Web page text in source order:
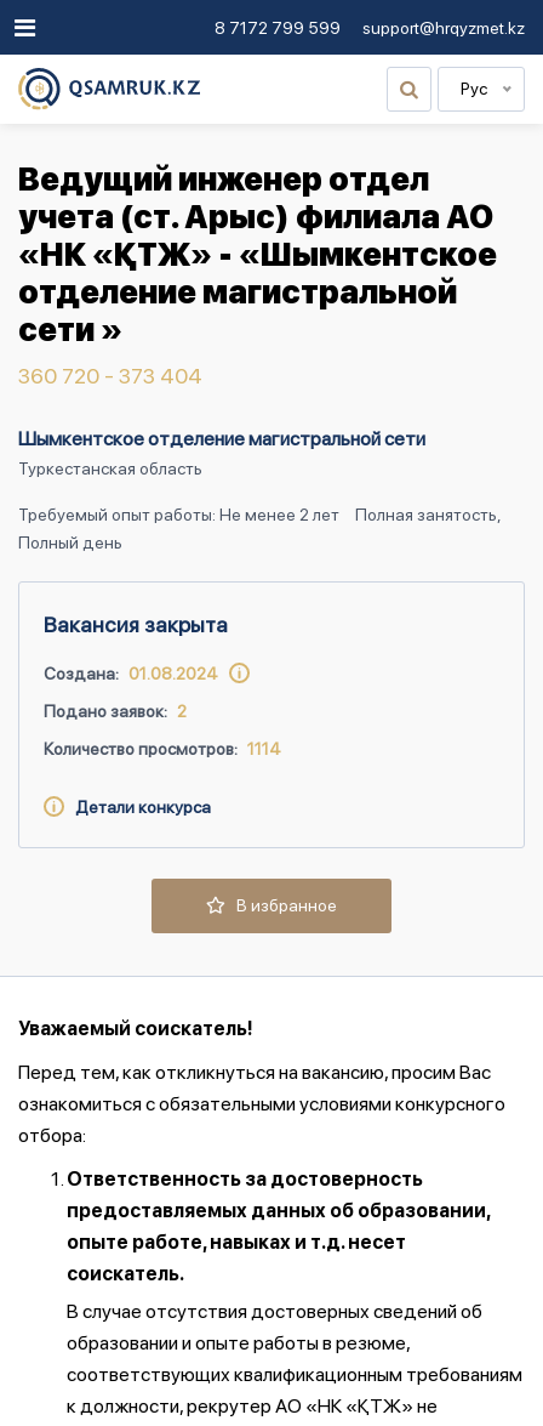
8 7172 799 599 support@hrqyzmet.kz
Рус
Ведущий инженер отдел
учета (ст. Арыс) филиала АО
«НК «ҚТЖ» - «Шымкентское
отделение магистральной
сети »
360 720 - 373 404
Шымкентское отделение магистральной сети
Туркестанская область
Требуемый опыт работы: Не менее 2 лет
Полная занятость,
Полный день
Вакансия закрыта
Создана: 01.08.2024
Подано заявок: 2
Количество просмотров: 1114
Детали конкурса
В избранное
Уважаемый соискатель!
Перед тем, как откликнуться на вакансию, просим Вас
ознакомиться с обязательными условиями конкурсного
отбора:
Ответственность за достоверность
предоставляемых данных об образовании,
опыте работе, навыках и т.д. несет
соискатель.
В случае отсутствия достоверных сведений об
образовании и опыте работы в резюме,
соответствующих квалификационным требованиям
к должности, рекрутер АО «НК «ҚТЖ» не